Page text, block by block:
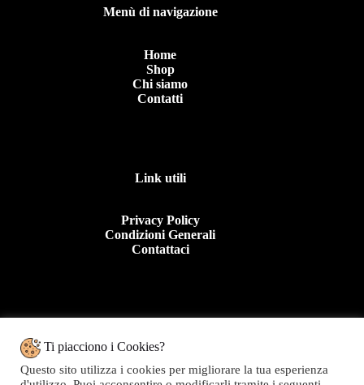
Menù di navigazione
Home
Shop
Chi siamo
Contatti
Link utili
Privacy Policy
Condizioni Generali
Contattaci
Tel: +39 0963 44950
Ti piacciono i Cookies?
Questo sito utilizza i cookies per migliorare la tua esperienza